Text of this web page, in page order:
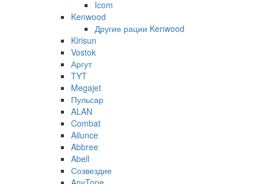
Icom
Kenwood
Другие рации Kenwood
Kirisun
Vostok
Аргут
TYT
Megajet
Пульсар
ALAN
Combat
Ailunce
Abbree
Abell
Созвездие